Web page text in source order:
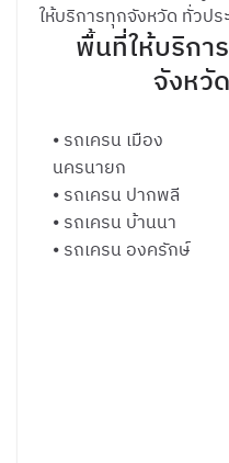
ให้บริการทุกจังหวัด ทั่วปร
พื้นที่ให้บริกา
จังหวั
⦁ รถเครน เมือง
นครนายก
⦁ รถเครน ปากพลี
⦁ รถเครน บ้านนา
⦁ รถเครน องครักษ์